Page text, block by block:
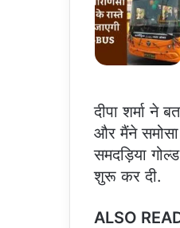
दीपा शर्मा ने
और मैंने
समदड़िया
शुरू कर दी.
ALSO